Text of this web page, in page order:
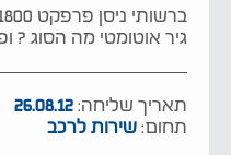
גיר אוטומטי מה הסוג ?
תאריך שליחה:26.08.12
תחום:שירות לרכב